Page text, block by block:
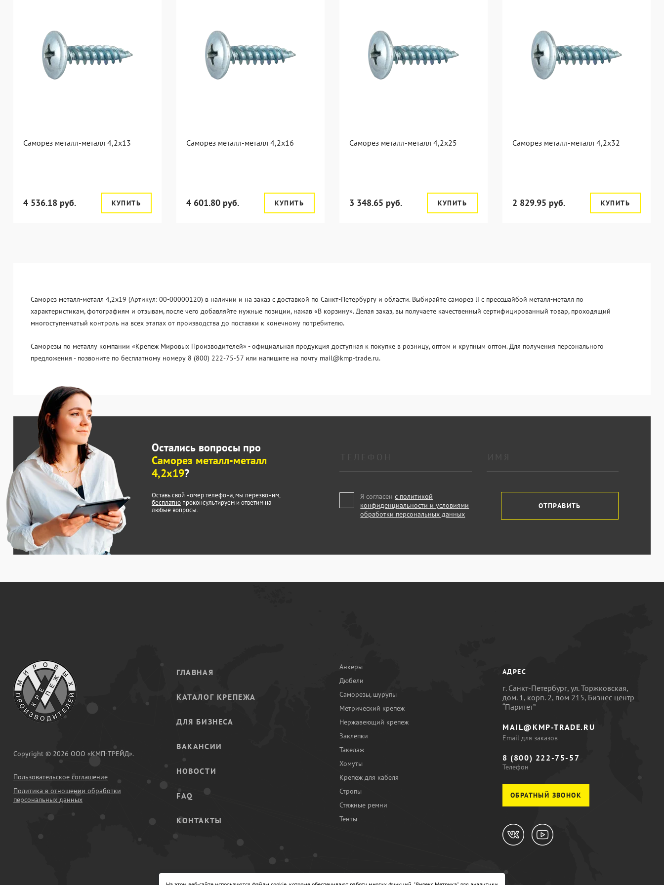
Саморез металл-металл 4,2x13
4 536.18 руб. КУПИТЬ
Саморез металл-металл 4,2x16
4 601.80 руб. КУПИТЬ
Саморез металл-металл 4,2x25
3 348.65 руб. КУПИТЬ
Саморез металл-металл 4,2x32
2 829.95 руб. КУПИТЬ
Саморез металл-металл 4,2x19 (Артикул: 00-00000120) в наличии и на заказ с доставкой по Санкт-Петербургу и области. Выбирайте саморез li с прессшайбой металл-металл по
характеристикам, фотографиям и отзывам, после чего добавляйте нужные позиции, нажав «В корзину». Делая заказ, вы получаете качественный сертифицированный товар, проходящий
многоступенчатый контроль на всех этапах от производства до поставки к конечному потребителю.
Саморезы по металлу компании «Крепеж Мировых Производителей» - официальная продукция доступная к покупке в розницу, оптом и крупным оптом. Для получения персонального
предложения - позвоните по бесплатному номеру 8 (800) 222-75-57 или напишите на почту mail@kmp-trade.ru.
Остались вопросы про
Саморез металл-металл
4,2x19?
Оставь свой номер телефона, мы перезвоним,
бесплатно проконсультируем и ответим на
любые вопросы.
Я согласенс политикой
конфиденциальности и условиями
обработки персональных данных
ОТПРАВИТЬ
Copyright © 2026 ООО «КМП-ТРЕЙД».
Пользовательское соглашение
Политика в отношении обработки
персональных данных
ГЛАВНАЯ
КАТАЛОГ КРЕПЕЖА
ДЛЯ БИЗНЕСА
ВАКАНСИИ
НОВОСТИ
FAQ
КОНТАКТЫ
Анкеры
Дюбели
Саморезы, шурупы
Метрический крепеж
Нержавеющий крепеж
Заклепки
Такелаж
Хомуты
Крепеж для кабеля
Стропы
Стяжные ремни
Тенты
АДРЕС
г. Санкт-Петербург, ул. Торжковская,
дом. 1, корп. 2, пом 215, Бизнес центр
“Паритет”
MAIL@KMP-TRADE.RU
Email для заказов
8 (800) 222-75-57
Телефон
ОБРАТНЫЙ ЗВОНОК